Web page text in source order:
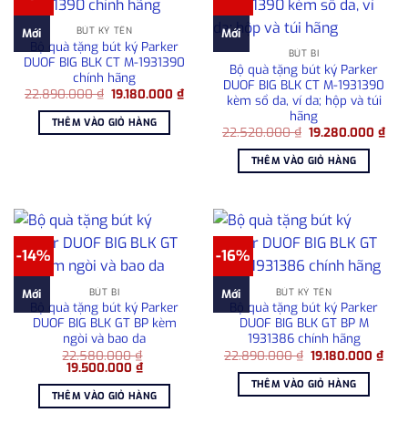
Mới BÚT KÝ TÊN
Bộ quà tặng bút ký Parker
DUOF BIG BLK CT M-1931390
chính hãng
22.890.000₫ Giá
là:
22.890.000 ₫.
19.180.000₫Giá
19.180.000 ₫.
THÊM VÀO GIỎ HÀNG
Mới
BÚT BI
Bộ quà tặng bút ký Parker
DUOF BIG BLK CT M-1931390
kèm sổ da, ví da; hộp và túi
hãng
22.520.000₫ Giá
là:
22.520.000 ₫.
19.280.000₫Giá
THÊM VÀO GIỎ HÀNG
-14%
Mới BÚT BI
Bộ quà tặng bút ký Parker
DUOF BIG BLK GT BP kèm
ngòi và bao da
22.580.000₫
Giá
là:
22.580.000 ₫.
19.500.000 ₫Giá
hiện
tại
là:
19.500.000 ₫.
THÊM VÀO GIỎ HÀNG
-16%
Mới BÚT KÝ TÊN
Bộ quà tặng bút ký Parker
DUOF BIG BLK GT BP M
1931386 chính hãng
22.890.000₫ Giá
là:
22.890.000 ₫.
19.180.000₫Giá
hiện
THÊM VÀO GIỎ HÀNG